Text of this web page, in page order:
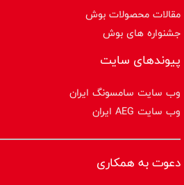
مقالات محصولات بوش
جشنواره های بوش
پیوندهای سایت
وب سایت سامسونگ ایران
وب سایت AEG ایران
دعوت به همکاری